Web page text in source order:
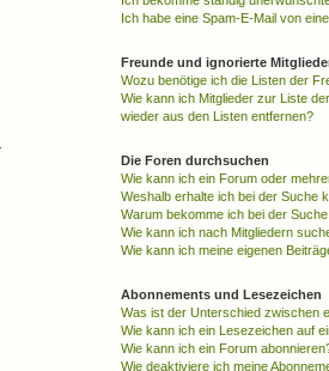
Ich habe eine Spam-E-Mail von
Freunde und ignorierte
Wozu benötige ich die Listen der
Wie kann ich Mitglieder zur Liste
wieder aus den Listen entfernen?
Die Foren durchsuchen
Wie kann ich ein Forum oder
Weshalb erhalte ich bei der Suche
Warum bekomme ich bei der
Wie kann ich nach Mitgliedern
Wie kann ich meine eigenen
Abonnements und Lesezeichen
Was ist der Unterschied zwischen
Wie kann ich ein Lesezeichen auf
Wie kann ich ein Forum
Wie deaktiviere ich meine